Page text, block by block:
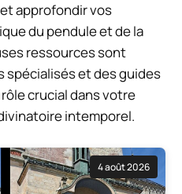
approfondir vos
du pendule et de la
ressources sont
spécialisés et des guides
crucial dans votre
intemporel.
4 août 2026